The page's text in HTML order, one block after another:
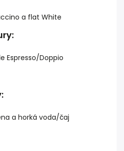
a flat White
Espresso/Doppio
a horká voda/čaj